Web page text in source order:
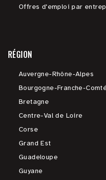
Offres d'emploi par
RÉGION
Auvergne-Rhône-Alpes
Bourgogne-Franche-
Bretagne
Centre-Val de Loire
Corse
Grand Est
Guadeloupe
Guyane